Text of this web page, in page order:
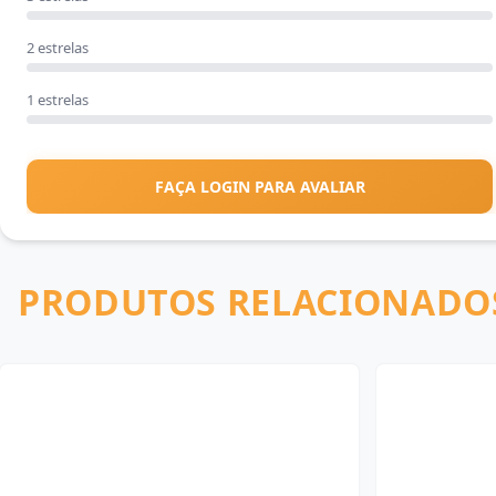
2 estrelas
1 estrelas
FAÇA LOGIN PARA AVALIAR
PRODUTOS